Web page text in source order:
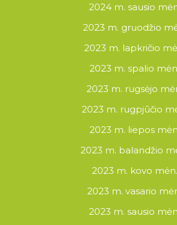
2024 m. sausio
2023 m. gruodžio
2023 m. lapkričio
2023 m. spalio
2023 m. rugsėjo
2023 m. rugpjūčio
2023 m. liepos
2023 m. balandžio
2023 m. kovo mėn.
2023 m. vasario
2023 m. sausio